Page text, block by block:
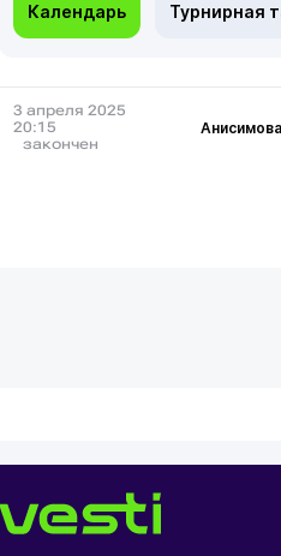
Календарь Турнирная
3 апреля 2025
20:15
закончен
Анисимова